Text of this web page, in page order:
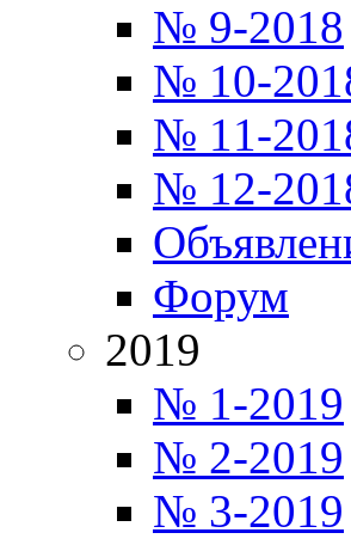
№ 9-2018
№ 10-
№ 11-
№ 12-
Форум
2019
№ 1-2019
№ 2-2019
№ 3-2019